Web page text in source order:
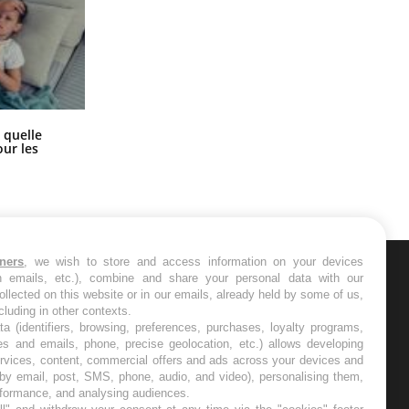
quelle
les
les semaines les meilleures
, we wish to store and access information on your devices
emails, etc.), combine and share your personal data with our
on this website or in our emails, already held by some of us,
in other contexts.
(identifiers, browsing, preferences, purchases, loyalty programs,
and emails, phone, precise geolocation, etc.) allows developing
content, commercial offers and ads across your devices and
email, post, SMS, phone, audio, and video), personalising them,
and analysing audiences.